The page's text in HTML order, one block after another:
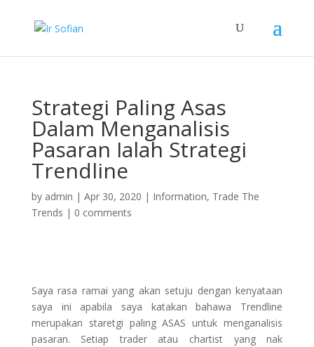
Strategi Paling Asas
Dalam Menganalisis
Pasaran Ialah Strategi
Trendline
by admin | Apr 30, 2020 | Information, Trade The
Trends | 0 comments
Saya rasa ramai yang akan setuju dengan kenyataan
saya ini apabila saya katakan bahawa Trendline
merupakan staretgi paling ASAS untuk menganalisis
pasaran. Setiap trader atau chartist yang nak